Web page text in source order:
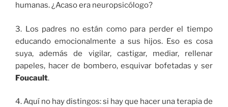
humanas. ¿Acaso era neuropsicólogo?
3. Los padres no están como para perder el tiempo
educando emocionalmente a sus hijos. Eso es cosa
suya, además de vigilar, castigar, mediar, rellenar
papeles, hacer de bombero, esquivar bofetadas y ser
Foucault.
4. Aquí no hay distingos: si hay que hacer una terapia de